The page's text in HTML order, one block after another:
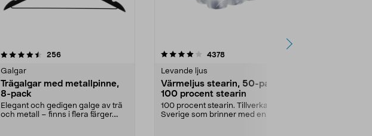
256recensioner
Galgar
Trägalgar med metallpinne,
8-pack
Elegant och gedigen galge av trä
och metall – finns i flera färger.
4.0av 5 stjärnor 4378recensioner
Levande ljus
Värmeljus stearin, 50-pack,
100 procent stearin
100 procent stearin. Tillverkade i
Sverige som brinner med en
4.5av 5 stjärnor